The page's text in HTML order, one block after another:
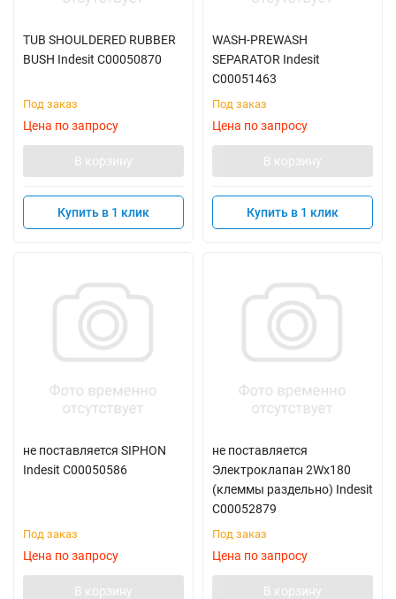
TUB SHOULDERED RUBBER
BUSH Indesit C00050870
Под заказ
Цена по запросу
В корзину
Купить в 1 клик
WASH-PREWASH
SEPARATOR Indesit
C00051463
Под заказ
Цена по запросу
В корзину
Купить в 1 клик
не поставляется SIPHON
Indesit C00050586
Под заказ
Цена по запросу
В корзину
не поставляется
Электроклапан 2Wх180
(клеммы раздельно) Indesit
C00052879
Под заказ
Цена по запросу
В корзину